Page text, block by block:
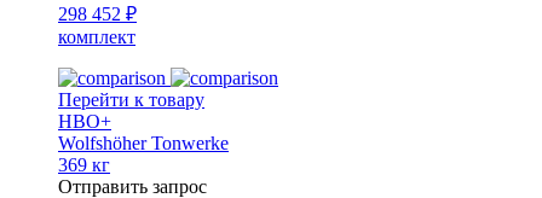
298 452 ₽
комплект
Перейти к товару
HBO+
Wolfshöher Tonwerke
369 кг
Отправить запрос